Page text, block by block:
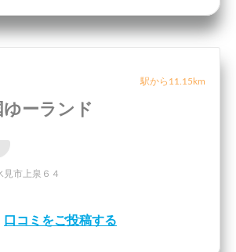
駅から11.15km
ーランド
市上泉６４
口コミをご投稿する